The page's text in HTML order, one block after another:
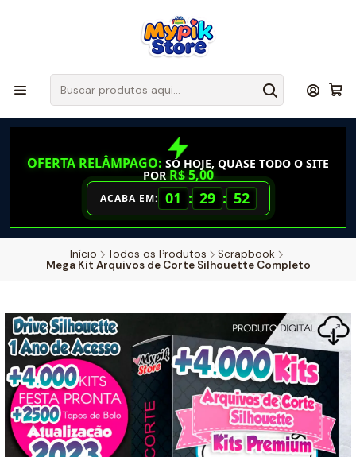
OFERTA RELÂMPAGO: SÓ HOJE, QUASE TODO O SITE
PORR$ 5,00
ACABA EM: 01 : 29 : 51
Início Todos os Produtos
Scrapbook
Mega Kit Arquivos de Corte Silhouette Completo